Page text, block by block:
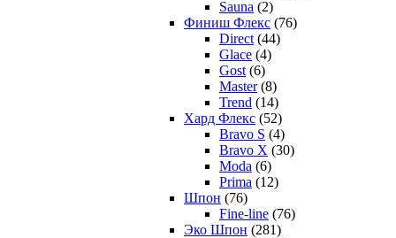
Sauna (2)
Финиш Флекс (76)
Direct (44)
Glace (4)
Gost (6)
Master (8)
Trend (14)
Хард Флекс (52)
Bravo S (4)
Bravo X (30)
Moda (6)
Prima (12)
Шпон (76)
Fine-line (76)
Эко Шпон (281)